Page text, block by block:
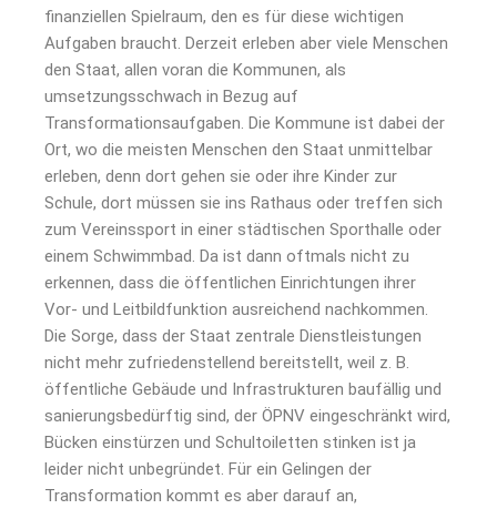
finanziellen Spielraum, den es für diese wichtigen
Aufgaben braucht. Derzeit erleben aber viele Menschen
den Staat, allen voran die Kommunen, als
umsetzungsschwach in Bezug auf
Transformationsaufgaben. Die Kommune ist dabei der
Ort, wo die meisten Menschen den Staat unmittelbar
erleben, denn dort gehen sie oder ihre Kinder zur
Schule, dort müssen sie ins Rathaus oder treffen sich
zum Vereinssport in einer städtischen Sporthalle oder
einem Schwimmbad. Da ist dann oftmals nicht zu
erkennen, dass die öffentlichen Einrichtungen ihrer
Vor- und Leitbildfunktion ausreichend nachkommen.
Die Sorge, dass der Staat zentrale Dienstleistungen
nicht mehr zufriedenstellend bereitstellt, weil z. B.
öffentliche Gebäude und Infrastrukturen baufällig und
sanierungsbedürftig sind, der ÖPNV eingeschränkt wird,
Bücken einstürzen und Schultoiletten stinken ist ja
leider nicht unbegründet. Für ein Gelingen der
Transformation kommt es aber darauf an,